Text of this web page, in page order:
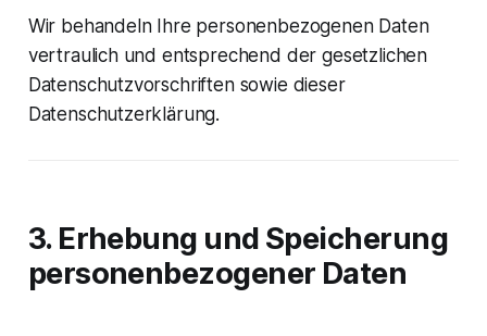
Wir behandeln Ihre personenbezogenen Daten
vertraulich und entsprechend der gesetzlichen
Datenschutzvorschriften sowie dieser
Datenschutzerklärung.
3. Erhebung und Speicherung
personenbezogener Daten